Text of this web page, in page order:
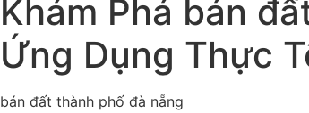
Khám Phá bán
Ứng Dụng Thực
bán đất thành phố đà nẵng